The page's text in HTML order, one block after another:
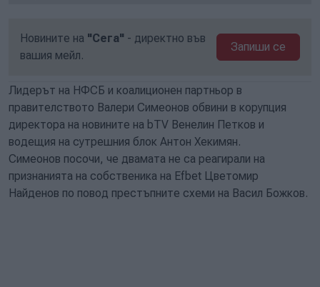
Новините на "Сега" - директно във
вашия мейл.
Запиши се
Лидерът на НФСБ и коалиционен партньор в
правителството Валери Симеонов обвини в корупция
директора на новините на bTV Венелин Петков и
водещия на сутрешния блок Антон Хекимян.
Симеонов посочи, че двамата не са реагирали на
признанията на собственика на Efbet Цветомир
Найденов по повод престъпните схеми на Васил Божков.